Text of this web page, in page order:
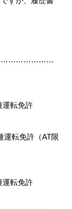
免許
免許（AT限
免許